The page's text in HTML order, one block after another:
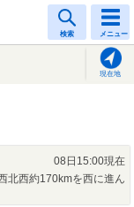
検索 メニュー
現在地
08日15:00現在
北西約170kmを西に進ん